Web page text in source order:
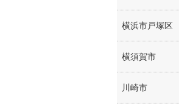
横浜市戸塚区
横須賀市
川崎市